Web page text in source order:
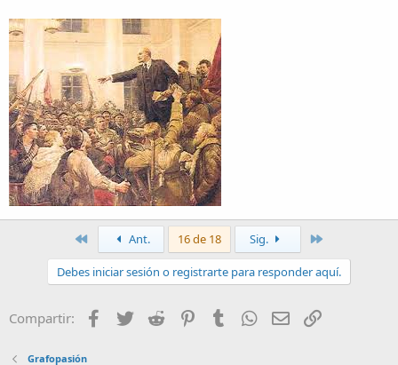
PrimeroAnt. 16 de 18 Sig.
Debes iniciar sesión o registrarte para responder aquí.
Compartir: Facebook
Twitter Reddit PinterestTumblrWhatsApp
Email
Grafopasión